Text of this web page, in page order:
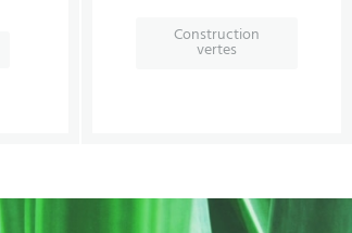
Construction
vertes